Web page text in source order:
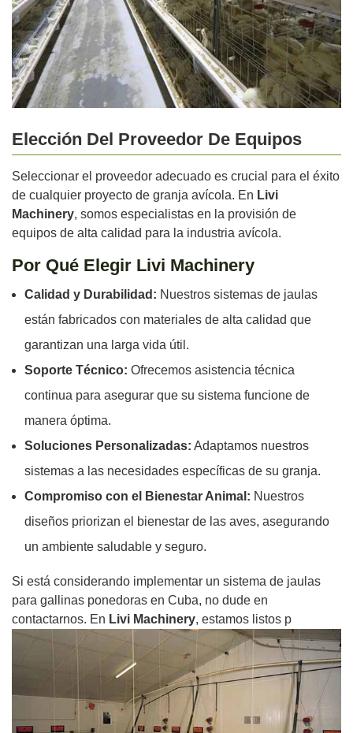
Elección Del Proveedor De Equipos
Seleccionar el proveedor adecuado es crucial para el éxito
de cualquier proyecto de granja avícola. En Livi
Machinery, somos especialistas en la provisión de
equipos de alta calidad para la industria avícola.
Por Qué Elegir Livi Machinery
Calidad y Durabilidad: Nuestros sistemas de jaulas
están fabricados con materiales de alta calidad que
garantizan una larga vida útil.
Soporte Técnico: Ofrecemos asistencia técnica
continua para asegurar que su sistema funcione de
manera óptima.
Soluciones Personalizadas: Adaptamos nuestros
sistemas a las necesidades específicas de su granja.
Compromiso con el Bienestar Animal: Nuestros
diseños priorizan el bienestar de las aves, asegurando
un ambiente saludable y seguro.
Si está considerando implementar un sistema de jaulas
para gallinas ponedoras en Cuba, no dude en
contactarnos. En Livi Machinery, estamos listos p